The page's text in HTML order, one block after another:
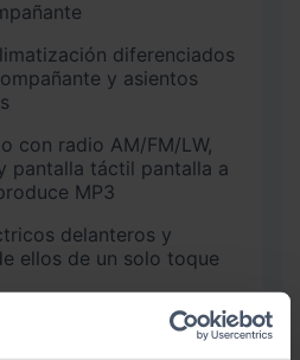
pantalla táctil pantalla a
MP3
ellos de un solo toque